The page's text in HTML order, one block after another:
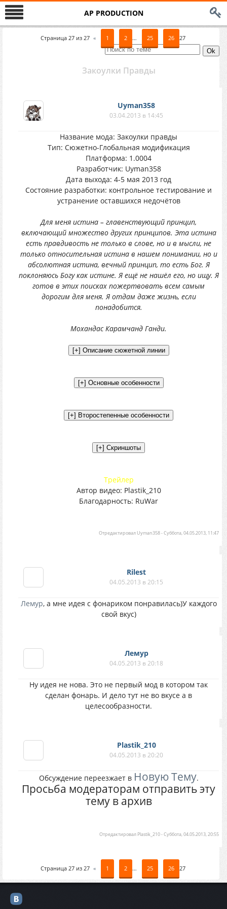
AP PRODUCTION
Страница 27из 27 « 1 2 … 25 26 27
Закоулки Правды
Uyman358
03.04.2013 в 14:45
Название мода: Закоулки правды
Тип: Сюжетно-Глобальная модификация
Платформа: 1.0004
Разработчик: Uyman358
Дата выхода: 4-5 мая 2013 год
Состояние разработки: контрольное тестирование и
устранение оставшихся недочётов
Для меня истина – главенствующий принцип,
включающий множество других принципов. Эта истина
есть правдивость не только в слове, но и в мысли, не
только относительная истина в нашем понимании, но и
абсолютная истина, вечный принцип, то есть Бог. Я
поклоняюсь Богу как истине. Я ещё не нашёл его, но ищу. Я
готов в этих поисках пожертвовать всем самым
дорогим для меня. Я отдам даже жизнь, если
понадобится.
Мохандас Карамчанд Ганди.
Трейлер
Автор видео: Plastik_210
Благодарность: RuWar
Отредактировал Uyman358-Суббота, 04.05.2013, 11:47
Rilest
04.05.2013 в 20:15
Лемур, а мне идея с фонариком понравилась)У каждого
свой вкус)
Лемур
04.05.2013 в 20:18
Ну идея не нова. Это не первый мод в котором так
сделан фонарь. И дело тут не во вкусе а в
целесообразности.
Plastik_210
04.05.2013 в 20:20
Обсуждение переезжает в Новую Тему.
Просьба модераторам отправить эту
тему в архив
Отредактировал Plastik_210-Суббота, 04.05.2013, 20:55
Страница 27из 27 « 1 2 … 25 26 27